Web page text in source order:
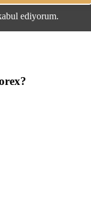
ediyorum.